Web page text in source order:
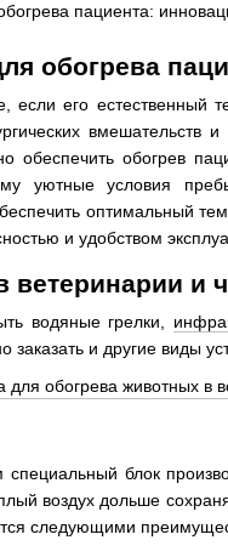
обогрева
если его
обеспечить обогрев
уютные условия
оптимальный
и удобством
ветеринарии и
водяные грелки,
и другие виды
блок
воздух дольше
следующими